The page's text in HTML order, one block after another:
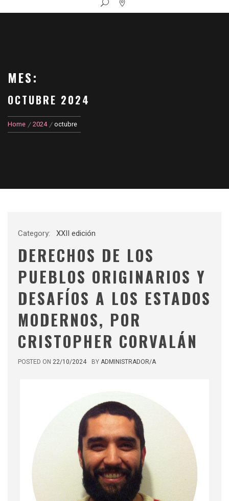
MES:
OCTUBRE 2024
Home 2024 octubre
Category: XXII edición
DERECHOS DE LOS
PUEBLOS ORIGINARIOS Y
DESAFÍOS A LOS ESTADOS
MODERNOS, POR
CRISTOPHER CORVALÁN
POSTED ON 22/10/2024 BYADMINISTRADOR/A